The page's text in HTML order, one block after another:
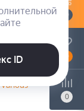
Various
0
0
0